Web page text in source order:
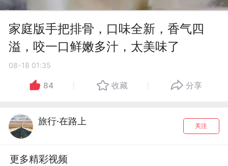
家庭版手把排骨，口味全新，香气四
溢，咬一口鲜嫩多汁，太美味了
08-18 01:35
84 收藏 分享
旅行·在路上 关注
更多精彩视频